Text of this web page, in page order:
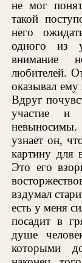
не мог
такой
него
одного из
внимание
любителей.
оказывал ему
Вдруг
участие и
узнает он,
картину для
Это его
вздумал
есть у меня
посадит в
душе
которыми